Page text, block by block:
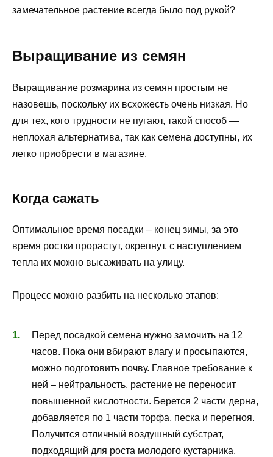
замечательное растение всегда было под рукой?
Выращивание из семян
Выращивание розмарина из семян простым не
назовешь, поскольку их всхожесть очень низкая. Но
для тех, кого трудности не пугают, такой способ —
неплохая альтернатива, так как семена доступны, их
легко приобрести в магазине.
Когда сажать
Оптимальное время посадки – конец зимы, за это
время ростки прорастут, окрепнут, с наступлением
тепла их можно высаживать на улицу.
Процесс можно разбить на несколько этапов:
Перед посадкой семена нужно замочить на 12
часов. Пока они вбирают влагу и просыпаются,
можно подготовить почву. Главное требование к
ней – нейтральность, растение не переносит
повышенной кислотности. Берется 2 части дерна,
добавляется по 1 части торфа, песка и перегноя.
Получится отличный воздушный субстрат,
подходящий для роста молодого кустарника.